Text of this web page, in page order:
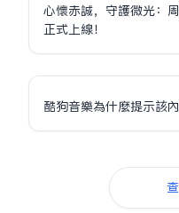
心懷赤誠，守護微光：
正式上線！
酷狗音樂為什麼提示該